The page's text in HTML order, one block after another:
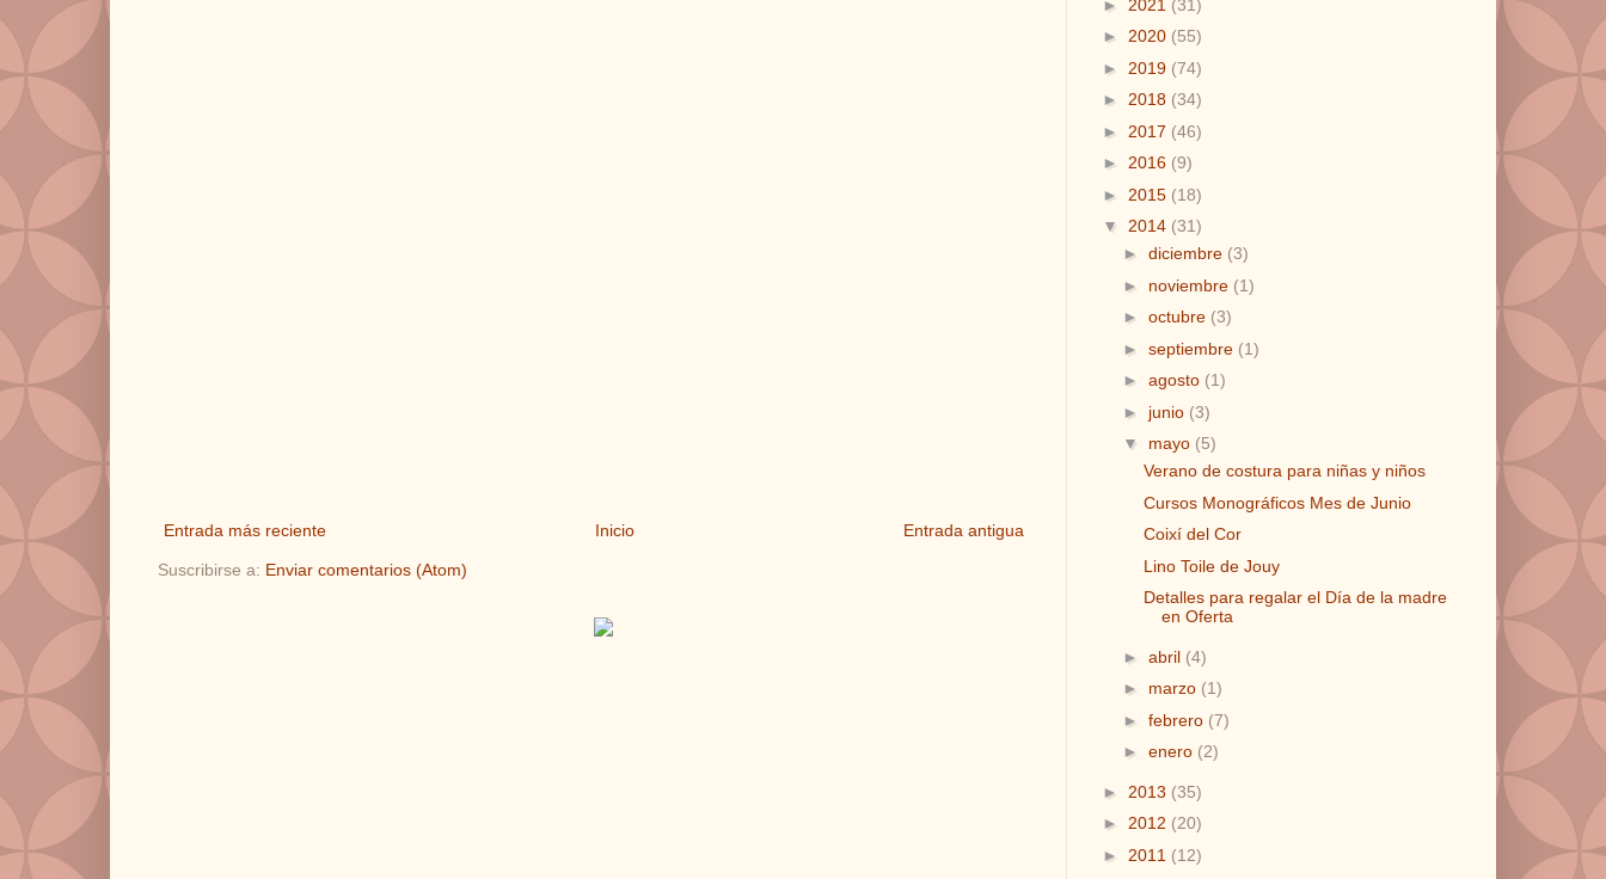
Entrada más reciente Entrada antigua
Inicio
Suscribirse a: Enviar comentarios (Atom)
► 2021 (31)
► 2020 (55)
► 2019 (74)
► 2018 (34)
► 2017 (46)
► 2016 (9)
► 2015 (18)
▼ 2014 (31)
► diciembre (3)
► noviembre (1)
► octubre (3)
► septiembre (1)
► agosto (1)
► junio (3)
▼ mayo (5)
Verano de costura para niñas y niños
Cursos Monográficos Mes de Junio
Coixí del Cor
Lino Toile de Jouy
Detalles para regalar el Día de la madre
en Oferta
► abril (4)
► marzo (1)
► febrero (7)
► enero (2)
► 2013 (35)
► 2012 (20)
► 2011 (12)